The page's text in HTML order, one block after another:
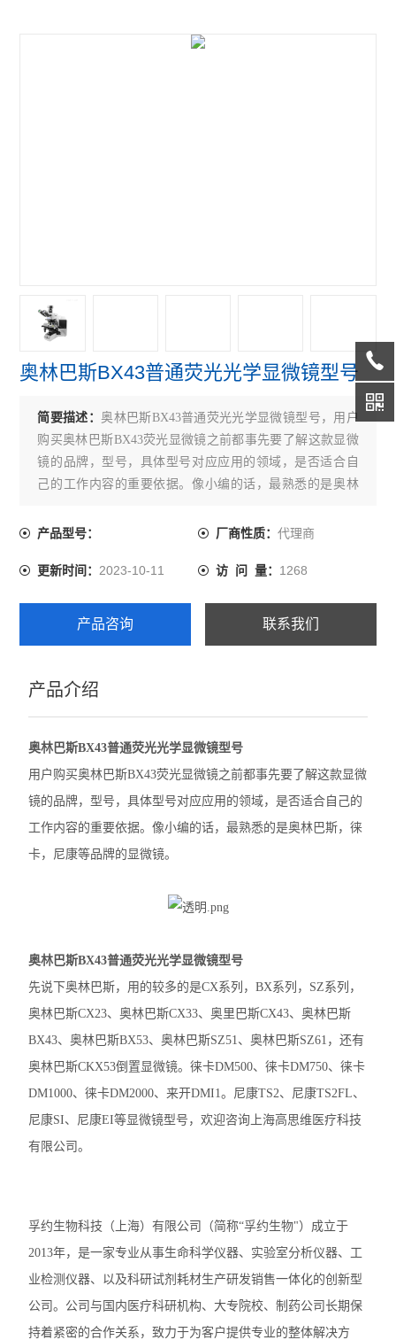
奥林巴斯BX41荧光显微镜
奥林巴斯BX51荧光显微镜
奥林巴斯CKX31倒置显微镜
奥林巴斯CKX41倒置显微镜
Leica徕卡S9 E体视显微镜
徕卡DMi8倒置显微镜
尼康SMZ1270体视显微镜
奥林巴斯GX53倒置显微镜
奥林巴斯CX22生物显微镜
奥林巴斯BX53M金相显微镜
Leica徕卡A60 F体视显微镜
Leica徕卡M165 C体视显微镜
徕卡DM2500生物显微镜
奥林巴斯IX83倒置显微镜
奥林巴斯显微镜镜头
Nikon尼康SMZ25体视显微镜
Nikon尼康LV100ND POL-DS偏光显微镜
Nikon尼康LV100N POL生物显微镜
Nikon尼康SMZ1270体视显微镜
奥林巴斯SZX10体视显微镜
奥林巴斯BX43普通荧光光学显微镜型号
简要描述： 奥林巴斯BX43普通荧光光学显微镜型号，用户
购买奥林巴斯BX43荧光显微镜之前都事先要了解这款显微
镜的品牌，型号，具体型号对应应用的领域，是否适合自
己的工作内容的重要依据。像小编的话，最熟悉的是奥林
产品型号： 厂商性质： 代理商
更新时间：2023-10-11 访 问 量： 1268
产品咨询 联系我们
产品介绍
奥林巴斯BX43普通荧光光学显微镜型号
用户购买奥林巴斯BX43荧光显微镜之前都事先要了解这款显微
镜的品牌，型号，具体型号对应应用的领域，是否适合自己的
工作内容的重要依据。像小编的话，最熟悉的是奥林巴斯，徕
卡，尼康等品牌的显微镜。
奥林巴斯BX43普通荧光光学显微镜型号
先说下奥林巴斯，用的较多的是CX系列，BX系列，SZ系列，
奥林巴斯CX23、奥林巴斯CX33、奥里巴斯CX43、奥林巴斯
BX43、奥林巴斯BX53、奥林巴斯SZ51、奥林巴斯SZ61，还有
奥林巴斯CKX53倒置显微镜。徕卡DM500、徕卡DM750、徕卡
DM1000、徕卡DM2000、来开DMI1。尼康TS2、尼康TS2FL、
尼康SI、尼康EI等显微镜型号，欢迎咨询上海高思维医疗科技
有限公司。
孚约生物科技（上海）有限公司（简称“孚约生物"）成立于
2013年，是一家专业从事生命科学仪器、实验室分析仪器、工
业检测仪器、以及科研试剂耗材生产研发销售一体化的创新型
公司。公司与国内医疗科研机构、大专院校、制药公司长期保
持着紧密的合作关系，致力于为客户提供专业的整体解决方